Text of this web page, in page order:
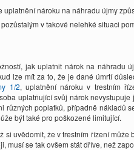
uplatnění nároku na náhradu újmy
v takové nelehké situaci
jak uplatnit nárok na náhradu
lze mít za to, že je dané úmrtí
1/2, uplatnění nároku v trestním
uplatňující svůj nárok
různých poplatků, případně nákladů
být také pro poškozené limitující.
si uvědomit, že v trestním řízení
musí se tak ovšem stát dříve, než